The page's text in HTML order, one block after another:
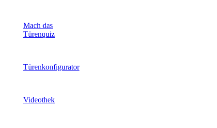
Mach das
Türenquiz
Türenkonfigurator
Videothek